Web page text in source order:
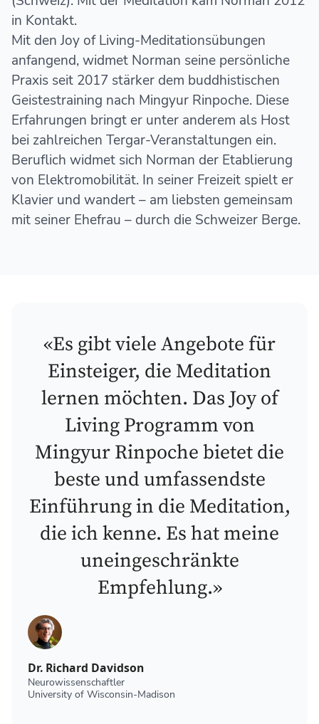
in Kontakt.
Mit den Joy of Living-Meditationsübungen
anfangend, widmet Norman seine persönliche
Praxis seit 2017 stärker dem buddhistischen
Geistestraining nach Mingyur Rinpoche. Diese
Erfahrungen bringt er unter anderem als Host
bei zahlreichen Tergar-Veranstaltungen ein.
Beruflich widmet sich Norman der Etablierung
von Elektromobilität. In seiner Freizeit spielt er
Klavier und wandert – am liebsten gemeinsam
mit seiner Ehefrau – durch die Schweizer Berge.
«Es gibt viele Angebote für
Einsteiger, die Meditation
lernen möchten. Das Joy of
Living Programm von
Mingyur Rinpoche bietet die
beste und umfassendste
Einführung in die Meditation,
die ich kenne. Es hat meine
uneingeschränkte
Empfehlung.»
Dr. Richard Davidson
Neurowissenschaftler
University of Wisconsin-Madison